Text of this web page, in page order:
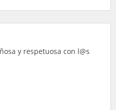
y respetuosa con l@s